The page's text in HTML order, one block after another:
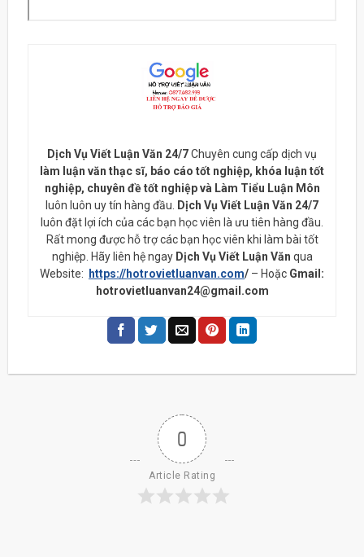
Dịch Vụ Viết Luận Văn 24/7Chuyên cung cấp dịch vụ
làm luận văn thạc sĩ, báo cáo tốt nghiệp, khóa luận tốt
nghiệp, chuyên đề tốt nghiệp và Làm Tiểu Luận Môn
luôn luôn uy tín hàng đầu. Dịch Vụ Viết Luận Văn 24/7
luôn đặt lợi ích của các bạn học viên là ưu tiên hàng đầu.
Rất mong được hỗ trợ các bạn học viên khi làm bài tốt
nghiệp. Hãy liên hệ ngay Dịch Vụ Viết Luận Văn qua
Website:
https://hotrovietluanvan.com/ – Hoặc Gmail:
hotrovietluanvan24@gmail.com
0
Article Rating